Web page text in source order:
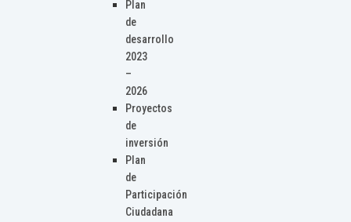
Plan
de
desarrollo
2023
–
2026
Proyectos
de
inversión
Plan
de
Participación
Ciudadana